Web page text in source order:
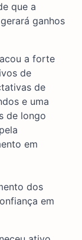
que a
ganhos
a forte
de
de
e uma
de longo
em
dos
em